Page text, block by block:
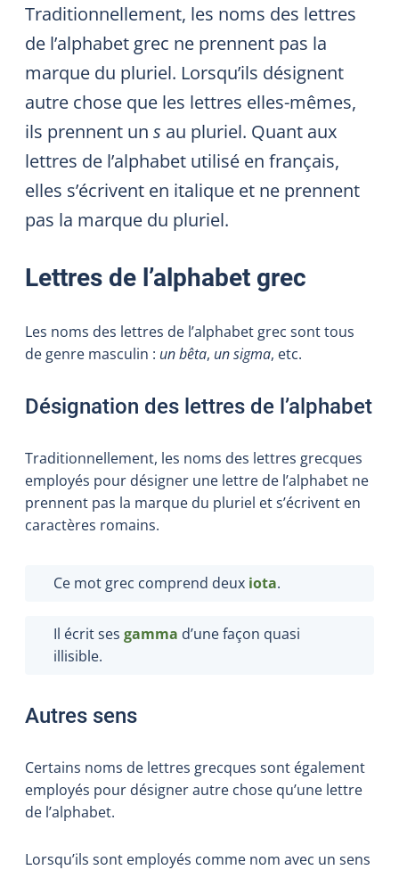
Traditionnellement, les noms des lettres
de l’alphabet grec ne prennent pas la
marque du pluriel. Lorsqu’ils désignent
autre chose que les lettres elles-mêmes,
ils prennent un s au pluriel. Quant aux
lettres de l’alphabet utilisé en français,
elles s’écrivent en italique et ne prennent
pas la marque du pluriel.
Lettres de l’alphabet grec
Les noms des lettres de l’alphabet grec sont tous
de genre masculin : un bêta, un sigma, etc.
Désignation des lettres de l’alphabet
Traditionnellement, les noms des lettres grecques
employés pour désigner une lettre de l’alphabet ne
prennent pas la marque du pluriel et s’écrivent en
caractères romains.
Ce mot grec comprend deux iota.
Il écrit ses gamma d’une façon quasi
illisible.
Autres sens
Certains noms de lettres grecques sont également
employés pour désigner autre chose qu’une lettre
de l’alphabet.
Lorsqu’ils sont employés comme nom avec un sens